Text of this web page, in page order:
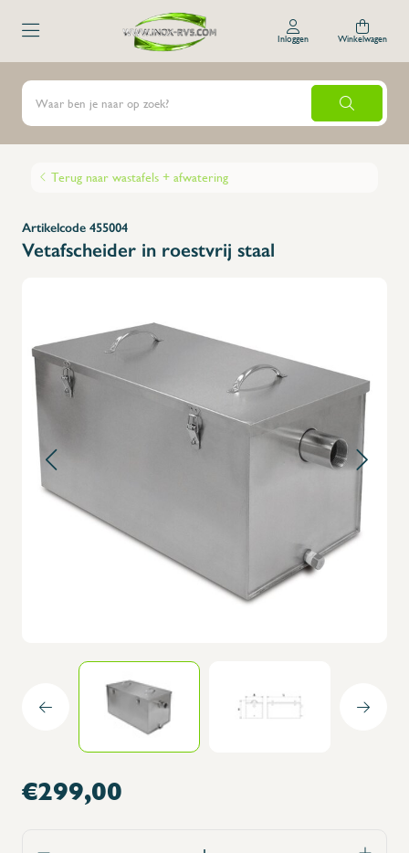
Inloggen Winkelwagen
Terug naar wastafels + afwatering
Artikelcode 455004
Vetafscheider in roestvrij staal
€299,00